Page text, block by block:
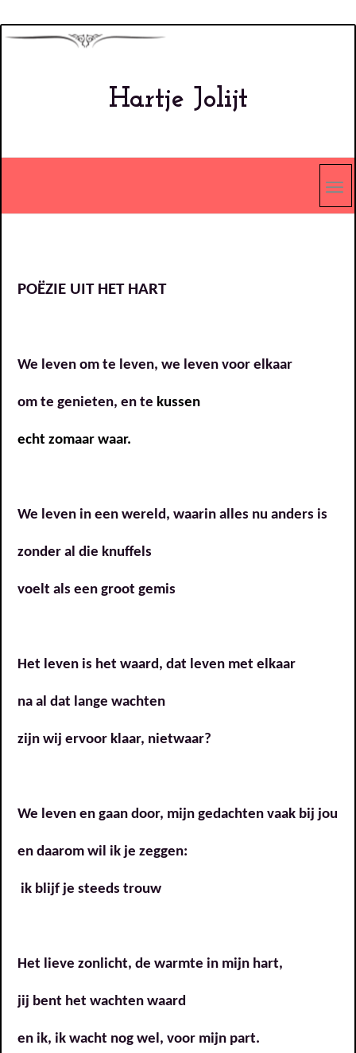
Overslaan
Hartje Jolijt
POËZIE UIT HET HART
We leven om te leven, we leven voor elkaar
om te genieten, en te kussen
echt zomaar waar.
We leven in een wereld, waarin alles nu anders is
zonder al die knuffels
voelt als een groot gemis
Het leven is het waard, dat leven met elkaar
na al dat lange wachten
zijn wij ervoor klaar, nietwaar?
We leven en gaan door, mijn gedachten vaak bij jou
en daarom wil ik je zeggen:
ik blijf je steeds trouw
Het lieve zonlicht, de warmte in mijn hart,
jij bent het wachten waard
en ik, ik wacht nog wel, voor mijn part.